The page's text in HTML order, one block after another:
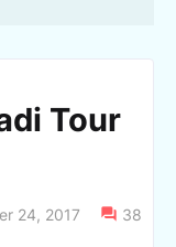
Tour
24, 2017 38